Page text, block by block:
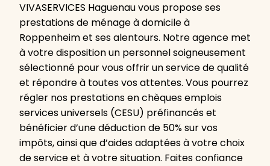
VIVASERVICES Haguenau vous propose ses
prestations de ménage à domicile à
Roppenheim et ses alentours. Notre agence met
à votre disposition un personnel soigneusement
sélectionné pour vous offrir un service de qualité
et répondre à toutes vos attentes. Vous pourrez
régler nos prestations en chèques emplois
services universels (CESU) préfinancés et
bénéficier d’une déduction de 50% sur vos
impôts, ainsi que d’aides adaptées à votre choix
de service et à votre situation. Faites confiance